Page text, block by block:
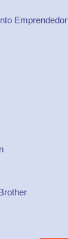
Emprendedor